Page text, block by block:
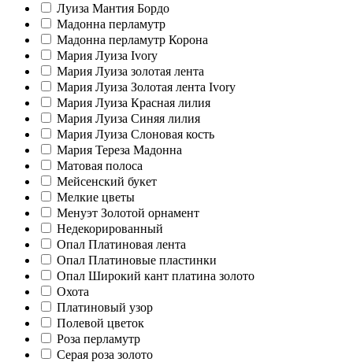
Луиза Мантия Бордо
Мадонна перламутр
Мадонна перламутр Корона
Мария Луиза Ivory
Мария Луиза золотая лента
Мария Луиза Золотая лента Ivory
Мария Луиза Красная лилия
Мария Луиза Синяя лилия
Мария Луиза Слоновая кость
Мария Тереза Мадонна
Матовая полоса
Мейсенский букет
Мелкие цветы
Менуэт Золотой орнамент
Недекорированный
Опал Платиновая лента
Опал Платиновые пластинки
Опал Широкий кант платина золото
Охота
Платиновый узор
Полевой цветок
Роза перламутр
Серая роза золото